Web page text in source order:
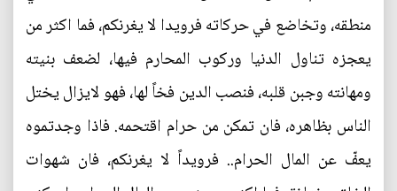
منطقه، وتخاضع في حركاته فرويدا لا يغرنكم، فما اكثر من
يعجزه تناول الدنيا وركوب المحارم فيها، لضعف بنيته
ومهانته وجبن قلبه، فنصب الدين فخاً لها، فهو لايزال يختل
الناس بظاهره، فان تمكن من حرام اقتحمه. فاذا وجدتموه
يعفّ عن المال الحرام.. فرويداً لا يغرنكم، فان شهوات